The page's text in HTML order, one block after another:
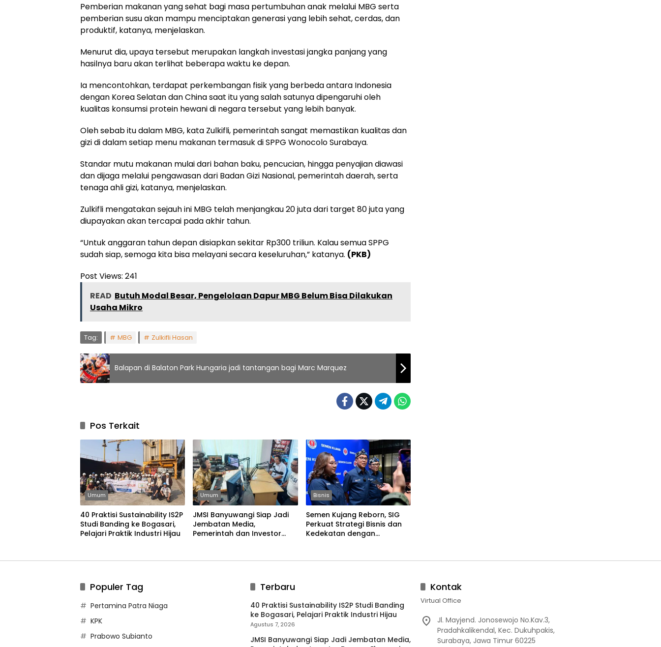
Pemberian makanan yang sehat bagi masa pertumbuhan anak melalui MBG serta
pemberian susu akan mampu menciptakan generasi yang lebih sehat, cerdas, dan
produktif, katanya, menjelaskan.
Menurut dia, upaya tersebut merupakan langkah investasi jangka panjang yang
hasilnya baru akan terlihat beberapa waktu ke depan.
Ia mencontohkan, terdapat perkembangan fisik yang berbeda antara Indonesia
dengan Korea Selatan dan China saat itu yang salah satunya dipengaruhi oleh
kualitas konsumsi protein hewani di negara tersebut yang lebih banyak.
Oleh sebab itu dalam MBG, kata Zulkifli, pemerintah sangat memastikan kualitas dan
gizi di dalam setiap menu makanan termasuk di SPPG Wonocolo Surabaya.
Standar mutu makanan mulai dari bahan baku, pencucian, hingga penyajian diawasi
dan dijaga melalui pengawasan dari Badan Gizi Nasional, pemerintah daerah, serta
tenaga ahli gizi, katanya, menjelaskan.
Zulkifli mengatakan sejauh ini MBG telah menjangkau 20 juta dari target 80 juta yang
diupayakan akan tercapai pada akhir tahun.
“Untuk anggaran tahun depan disiapkan sekitar Rp300 triliun. Kalau semua SPPG
sudah siap, semoga kita bisa melayani secara keseluruhan,” katanya. (PKB)
Post Views: 241
READ Butuh Modal Besar, Pengelolaan Dapur MBG Belum Bisa Dilakukan
Usaha Mikro
Tag: MBG Zulkifli Hasan
Balapan di Balaton Park Hungaria jadi tantangan bagi Marc Marquez
Pos Terkait
Umum
40 Praktisi Sustainability IS2P
Studi Banding ke Bogasari,
Pelajari Praktik Industri Hijau
Umum
JMSI Banyuwangi Siap Jadi
Jembatan Media,
Pemerintah dan Investor
Bisnis
Semen Kujang Reborn, SIG
Perkuat Strategi Bisnis dan
Kedekatan dengan
Populer Tag
Pertamina Patra Niaga
KPK
Prabowo Subianto
Terbaru
40 Praktisi Sustainability IS2P Studi Banding
ke Bogasari, Pelajari Praktik Industri Hijau
Agustus 7, 2026
JMSI Banyuwangi Siap Jadi Jembatan Media,
Kontak
Virtual Office
Jl. Mayjend. Jonosewojo No.Kav.3,
Pradahkalikendal, Kec. Dukuhpakis,
Surabaya, Jawa Timur 60225